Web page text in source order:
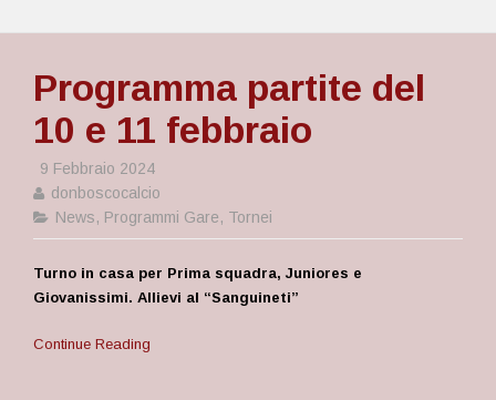
Programma partite del
10 e 11 febbraio
9 Febbraio 2024
donboscocalcio
News, Programmi Gare, Tornei
Turno in casa per Prima squadra, Juniores e
Giovanissimi. Allievi al “Sanguineti”
Continue Reading